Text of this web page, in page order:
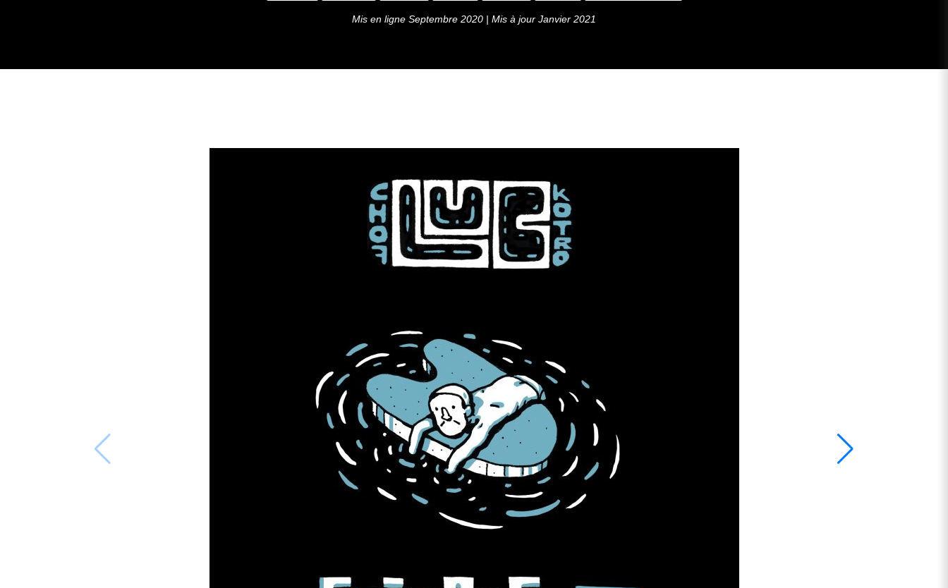
Mis en ligne Septembre 2020 | Mis à jour Janvier 2021